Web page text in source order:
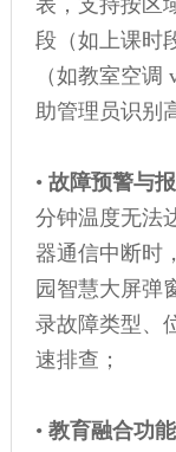
表，支持按区
段（如上课时
（如教室空
助管理员识别
• 故障预警与
分钟温度无法
器通信中断时
园智慧大屏弹
录故障类型、
速排查；
• 教育融合功能